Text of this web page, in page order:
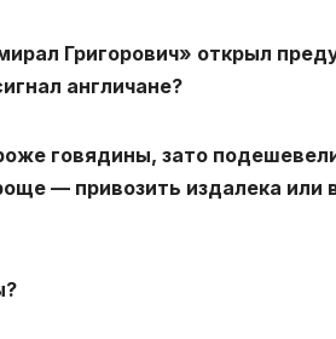
Григорович» открыл
англичане?
говядины, зато
— привозить издалека